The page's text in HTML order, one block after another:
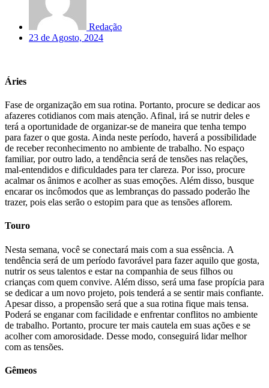
Redação
23 de Agosto, 2024
Áries
Fase de organização em sua rotina. Portanto, procure se dedicar aos
afazeres cotidianos com mais atenção. Afinal, irá se nutrir deles e
terá a oportunidade de organizar-se de maneira que tenha tempo
para fazer o que gosta. Ainda neste período, haverá a possibilidade
de receber reconhecimento no ambiente de trabalho. No espaço
familiar, por outro lado, a tendência será de tensões nas relações,
mal-entendidos e dificuldades para ter clareza. Por isso, procure
acalmar os ânimos e acolher as suas emoções. Além disso, busque
encarar os incômodos que as lembranças do passado poderão lhe
trazer, pois elas serão o estopim para que as tensões aflorem.
Touro
Nesta semana, você se conectará mais com a sua essência. A
tendência será de um período favorável para fazer aquilo que gosta,
nutrir os seus talentos e estar na companhia de seus filhos ou
crianças com quem convive. Além disso, será uma fase propícia para
se dedicar a um novo projeto, pois tenderá a se sentir mais confiante.
Apesar disso, a propensão será que a sua rotina fique mais tensa.
Poderá se enganar com facilidade e enfrentar conflitos no ambiente
de trabalho. Portanto, procure ter mais cautela em suas ações e se
acolher com amorosidade. Desse modo, conseguirá lidar melhor
com as tensões.
Gêmeos